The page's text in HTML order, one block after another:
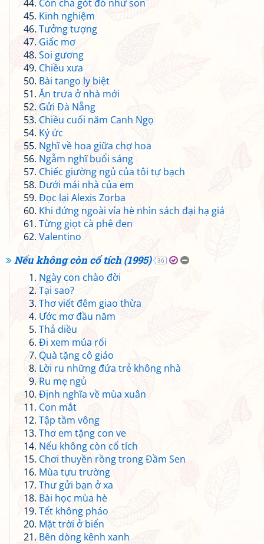
Còn cha gót đỏ như son
Kinh nghiệm
Tưởng tượng
Giấc mơ
Soi gương
Chiều xưa
Bài tango ly biệt
Ăn trưa ở nhà mới
Gửi Đà Nẵng
Chiều cuối năm Canh Ngọ
Ký ức
Nghĩ về hoa giữa chợ hoa
Ngẫm nghĩ buổi sáng
Chiếc giường ngủ của tôi tự bạch
Dưới mái nhà của em
Đọc lại Alexis Zorba
Khi đứng ngoài vỉa hè nhìn sách đại hạ giá
Từng giọt cà phê đen
Valentino
Nếu không còn cổ tích (1995) 36
Ngày con chào đời
Tại sao?
Thơ viết đêm giao thừa
Ước mơ đầu năm
Thả diều
Đi xem múa rối
Quà tặng cô giáo
Lời ru những đứa trẻ không nhà
Ru mẹ ngủ
Định nghĩa về mùa xuân
Con mắt
Tập tầm vông
Thơ em tặng con ve
Nếu không còn cổ tích
Chơi thuyền rồng trong Đầm Sen
Mùa tựu trường
Thư gửi bạn ở xa
Bài học mùa hè
Tết không pháo
Mặt trời ở biển
Bên dòng kênh xanh